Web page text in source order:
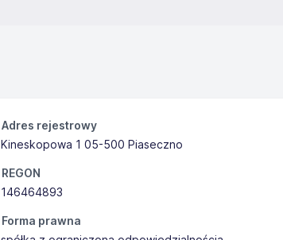
Adres rejestrowy
Kineskopowa 1 05-500 Piaseczno
REGON
146464893
Forma prawna